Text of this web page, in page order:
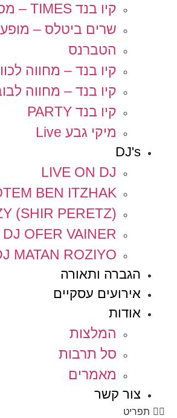
קיו בנד TIMES – מסיבת עשורים
שרים ביטלס –
הטברנס
קיו בנד – מחווה
קיו בנד – מחווה
קיו בנד PARTY
מיקי גבע Live
DJ's
LIVE ON DJ
BEN ITZHAK
(SHIR PERETZ)
DJ OFER VAINER
MATAN ROZIYO
הגברה ותאורה
אירועים עסקיים
אודות
המלצות
סל תרבות
מאמרים
צור קשר
תפריט